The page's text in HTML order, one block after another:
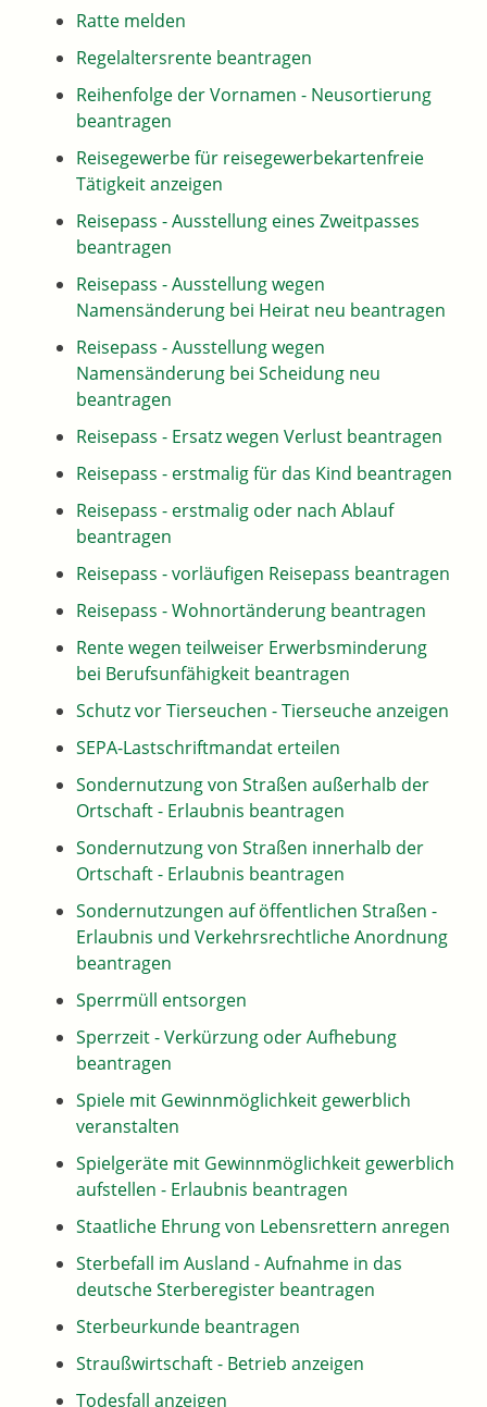
Ratte melden
Regelaltersrente beantragen
Reihenfolge der Vornamen - Neusortierung
beantragen
Reisegewerbe für reisegewerbekartenfreie
Tätigkeit anzeigen
Reisepass - Ausstellung eines Zweitpasses
beantragen
Reisepass - Ausstellung wegen
Namensänderung bei Heirat neu beantragen
Reisepass - Ausstellung wegen
Namensänderung bei Scheidung neu
beantragen
Reisepass - Ersatz wegen Verlust beantragen
Reisepass - erstmalig für das Kind beantragen
Reisepass - erstmalig oder nach Ablauf
beantragen
Reisepass - vorläufigen Reisepass beantragen
Reisepass - Wohnortänderung beantragen
Rente wegen teilweiser Erwerbsminderung
bei Berufsunfähigkeit beantragen
Schutz vor Tierseuchen - Tierseuche anzeigen
SEPA-Lastschriftmandat erteilen
Sondernutzung von Straßen außerhalb der
Ortschaft - Erlaubnis beantragen
Sondernutzung von Straßen innerhalb der
Ortschaft - Erlaubnis beantragen
Sondernutzungen auf öffentlichen Straßen -
Erlaubnis und Verkehrsrechtliche Anordnung
beantragen
Sperrmüll entsorgen
Sperrzeit - Verkürzung oder Aufhebung
beantragen
Spiele mit Gewinnmöglichkeit gewerblich
veranstalten
Spielgeräte mit Gewinnmöglichkeit gewerblich
aufstellen - Erlaubnis beantragen
Staatliche Ehrung von Lebensrettern anregen
Sterbefall im Ausland - Aufnahme in das
deutsche Sterberegister beantragen
Sterbeurkunde beantragen
Straußwirtschaft - Betrieb anzeigen
Todesfall anzeigen